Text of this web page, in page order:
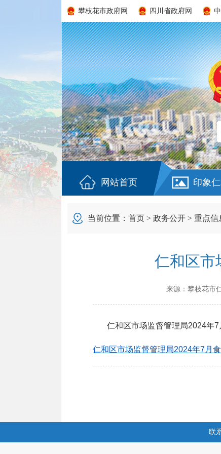
攀枝花市政府网 四川省政府网
网站首页 印象
当前位置： 首页 > 政务公开 > 重点信
仁和区市
来源： 攀枝花市
仁和区市场监督管理局2024年7
仁和区市场监督管理局2024年7月
联